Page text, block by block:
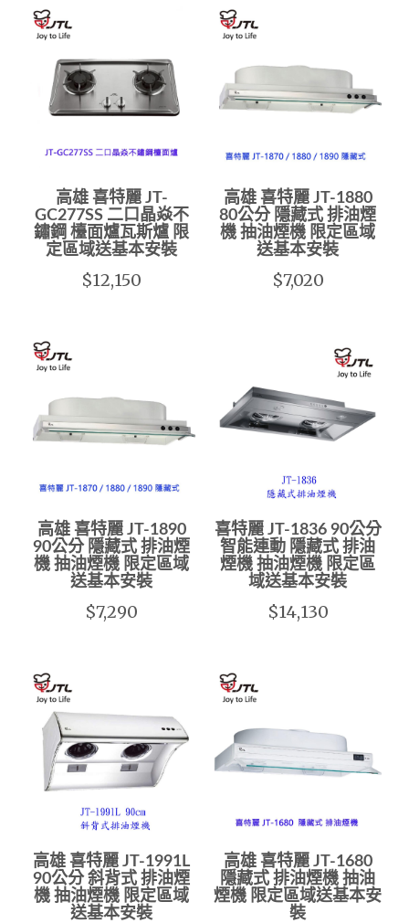
高雄 喜特麗 JT-
GC277SS 二口晶焱不
鏽鋼 檯面爐瓦斯爐 限
定區域送基本安裝
$12,150
高雄 喜特麗 JT-1880
80公分 隱藏式 排油煙
機 抽油煙機 限定區域
送基本安裝
$7,020
高雄 喜特麗 JT-1890
90公分 隱藏式 排油煙
機 抽油煙機 限定區域
送基本安裝
$7,290
喜特麗 JT-1836 90公分
智能連動 隱藏式 排油
煙機 抽油煙機 限定區
域送基本安裝
$14,130
高雄 喜特麗 JT-1991L
90公分 斜背式 排油煙
機 抽油煙機 限定區域
送基本安裝
高雄 喜特麗 JT-1680
隱藏式 排油煙機 抽油
煙機 限定區域送基本安
裝